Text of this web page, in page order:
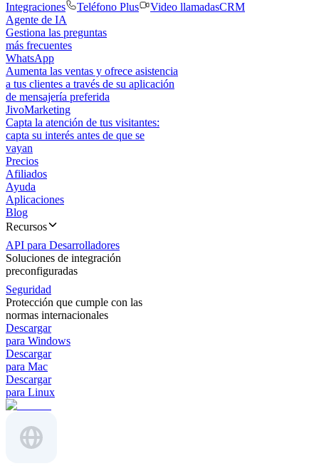
Integraciones
Teléfono Plus Video llamadasCRM
Agente de IA
Gestiona las preguntas
más frecuentes
WhatsApp
Aumenta las ventas y ofrece asistencia
a tus clientes a través de su aplicación
de mensajería preferida
JivoMarketing
Capta la atención de tus visitantes:
capta su interés antes de que se
vayan
Precios
Afiliados
Ayuda
Aplicaciones
Blog
Recursos
API para Desarrolladores
Soluciones de integración
preconfiguradas
Seguridad
Protección que cumple con las
normas internacionales
Descargar
para Windows
Descargar
para Mac
Descargar
para Linux